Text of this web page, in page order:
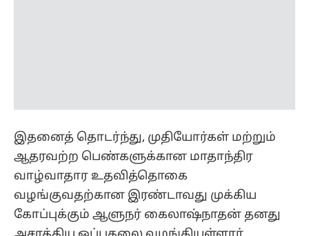
இதனைத் தொடர்ந்து, முதியோர்கள் மற்றும்
ஆதரவற்ற பெண்களுக்கான மாதாந்திர
வாழ்வாதார உதவித்தொகை
வழங்குவதற்கான இரண்டாவது முக்கிய
கோப்புக்கும் ஆளுநர் கைலாஷ்நாதன் தனது